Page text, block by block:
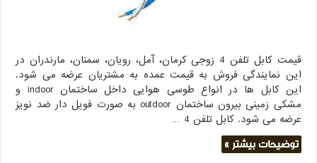
قیمت کابل تلفن 4 زوجی کرمان، آمل، رویان، سمنان، مارندران در
این نمایندگی فروش به قیمت عمده به مشتریان عرضه می شود.
این کابل ها در انواع طوسی هوایی داخل ساختمان indoor و
مشکی زمینی بیرون ساختمان outdoor به صورت فویل دار ضد نویز
عرضه می شود. کابل تلفن 4 …
توضیحات بیشتر »